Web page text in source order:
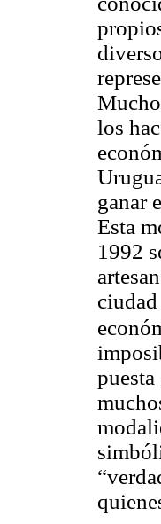
los
ganar
Esta
1992